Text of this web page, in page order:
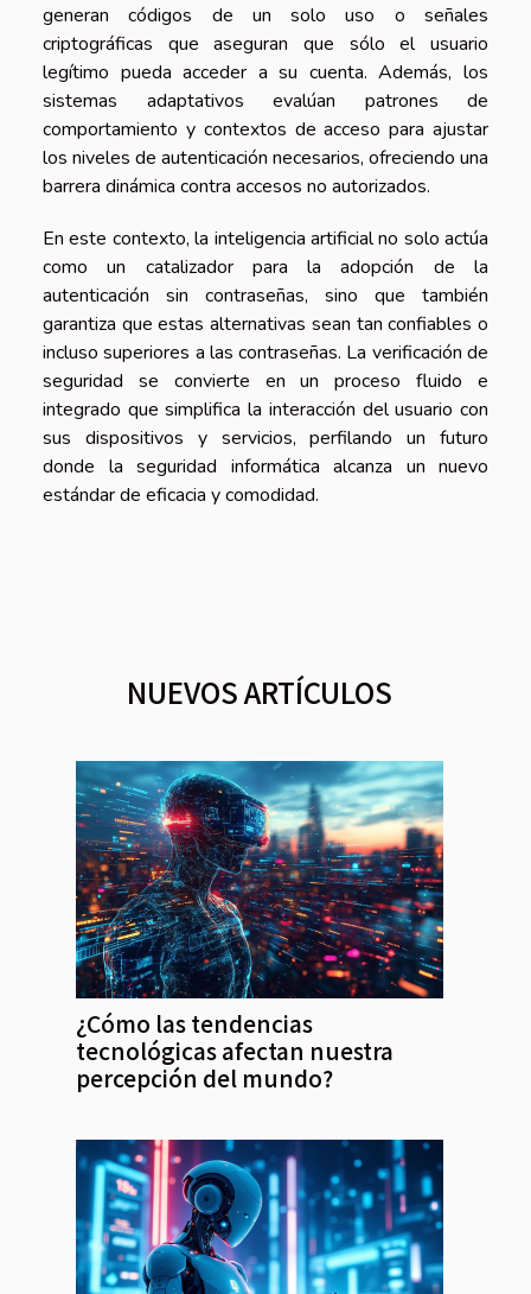
generan códigos de un solo uso o señales
criptográficas que aseguran que sólo el usuario
legítimo pueda acceder a su cuenta. Además, los
sistemas adaptativos evalúan patrones de
comportamiento y contextos de acceso para ajustar
los niveles de autenticación necesarios, ofreciendo una
barrera dinámica contra accesos no autorizados.
En este contexto, la inteligencia artificial no solo actúa
como un catalizador para la adopción de la
autenticación sin contraseñas, sino que también
garantiza que estas alternativas sean tan confiables o
incluso superiores a las contraseñas. La verificación de
seguridad se convierte en un proceso fluido e
integrado que simplifica la interacción del usuario con
sus dispositivos y servicios, perfilando un futuro
donde la seguridad informática alcanza un nuevo
estándar de eficacia y comodidad.
NUEVOS ARTÍCULOS
¿Cómo las tendencias
tecnológicas afectan nuestra
percepción del mundo?